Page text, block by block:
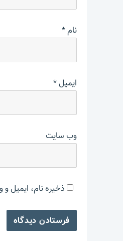
نام*
ایمیل*
وب‌ سایت
ذخیره نام، ایمیل